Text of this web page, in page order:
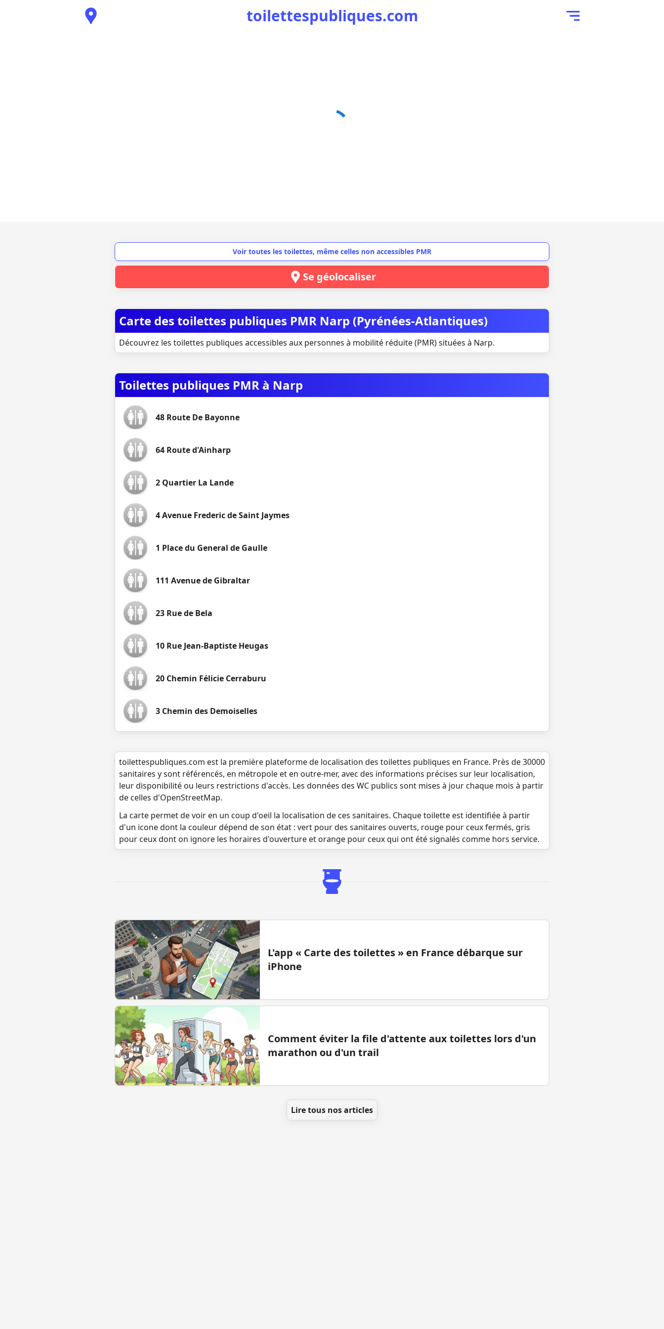
toilettespubliques.com
Voir toutes les toilettes, même celles non accessibles PMR
Se géolocaliser
Carte des toilettes publiques PMR Narp (Pyrénées-Atlantiques)
Découvrez les toilettes publiques accessibles aux personnes à mobilité réduite (PMR) situées à Narp.
Toilettes publiques PMR à Narp
48 Route De Bayonne
64 Route d'Ainharp
2 Quartier La Lande
4 Avenue Frederic de Saint Jaymes
1 Place du General de Gaulle
111 Avenue de Gibraltar
23 Rue de Bela
10 Rue Jean-Baptiste Heugas
20 Chemin Félicie Cerraburu
3 Chemin des Demoiselles
toilettespubliques.com est la première plateforme de localisation des toilettes publiques en France. Près de 30000
sanitaires y sont référencés, en métropole et en outre-mer, avec des informations précises sur leur localisation,
leur disponibilité ou leurs restrictions d'accès. Les données des WC publics sont mises à jour chaque mois à partir
de celles d'OpenStreetMap.
La carte permet de voir en un coup d'oeil la localisation de ces sanitaires. Chaque toilette est identifiée à partir
d'un icone dont la couleur dépend de son état : vert pour des sanitaires ouverts, rouge pour ceux fermés, gris
pour ceux dont on ignore les horaires d'ouverture et orange pour ceux qui ont été signalés comme hors service.
L'app « Carte des toilettes » en France débarque sur
iPhone
Comment éviter la file d'attente aux toilettes lors d'un
marathon ou d'un trail
Lire tous nos articles